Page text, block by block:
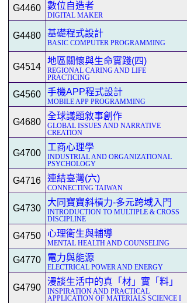
G4460 數位自造者
DIGITAL MAKER
G4480 基礎程式設計
BASIC COMPUTER PROGRAMMING
G4514
地區關懷與生命實踐(四)
REGIONAL CARING AND LIFE
PRACTICING
G4560
手機APP程式設計
MOBILE APP PROGRAMMING
G4680
全球議題敘事創作
GLOBAL ISSUES AND NARRATIVE
CREATION
G4700
工商心理學
INDUSTRIAL AND ORGANIZATIONAL
PSYCHOLOGY
G4716 連結臺灣(六)
CONNECTING TAIWAN
G4730
大同寶寶斜槓力-多元跨域入門
INTRODUCTION TO MULTIPLE & CROSS
DISCIPLINE
G4750 心理衛生與輔導
MENTAL HEALTH AND COUNSELING
G4770 電力與能源
ELECTRICAL POWER AND ENERGY
G4790
漫談生活中的真「材」實「料」
INSPIRATION AND PRACTICAL
APPLICATION OF MATERIALS SCIENCE I